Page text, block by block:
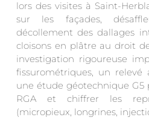
lors des visites à Saint-
sur les façades,
décollement des dallages
cloisons en plâtre au droit
investigation rigoureuse
fissurométriques, un
une étude géotechnique G5
RGA et chiffrer les
(micropieux, longrines,